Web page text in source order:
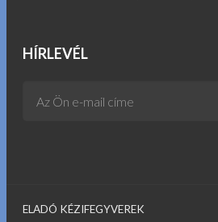
HÍRLEVÉL
ELADÓ KÉZIFEGYVEREK